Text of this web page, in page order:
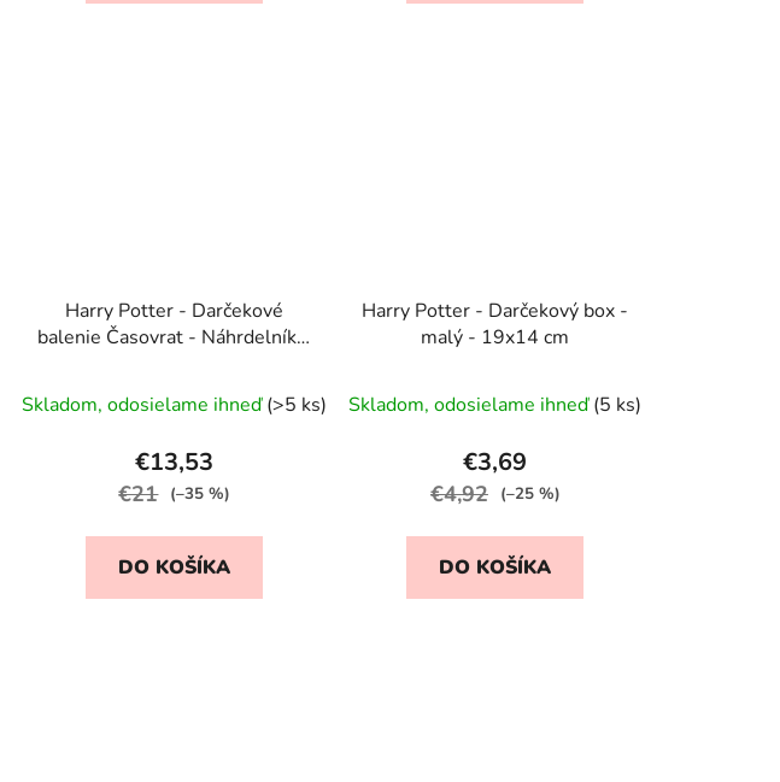
Harry Potter - Darčekové
balenie Časovrat - Náhrdelník a
Skladom, odosielame ihneď(>5 ks)
€13,53
€21 (–35 %)
DO KOŠÍKA
Harry Potter - Darčekový box -
malý - 19x14 cm
Skladom, odosielame ihneď(5 ks)
€3,69
€4,92 (–25 %)
DO KOŠÍKA